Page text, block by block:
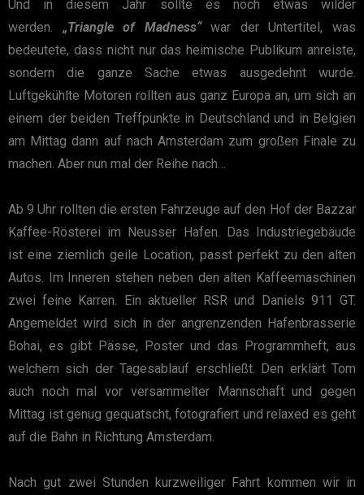
Und in diesem Jahr sollte es noch etwas wilder
werden. „Triangle of Madness“war der Untertitel, was
bedeutete, dass nicht nur das heimische Publikum anreiste,
sondern die ganze Sache etwas ausgedehnt wurde.
Luftgekühlte Motoren rollten aus ganz Europa an, um sich an
einem der beiden Treffpunkte in Deutschland und in Belgien
am Mittag dann auf nach Amsterdam zum großen Finale zu
machen. Aber nun mal der Reihe nach…
Ab 9 Uhr rollten die ersten Fahrzeuge auf den Hof der Bazzar
Kaffee-Rösterei im Neusser Hafen. Das Industriegebäude
ist eine ziemlich geile Location, passt perfekt zu den alten
Autos. Im Inneren stehen neben den alten Kaffeemaschinen
zwei feine Karren. Ein aktueller RSR und Daniels 911 GT.
Angemeldet wird sich in der angrenzenden Hafenbrasserie
Bohai, es gibt Pässe, Poster und das Programmheft, aus
welchem sich der Tagesablauf erschließt. Den erklärt Tom
auch noch mal vor versammelter Mannschaft und gegen
Mittag ist genug gequatscht, fotografiert und relaxed es geht
auf die Bahn in Richtung Amsterdam.
Nach gut zwei Stunden kurzweiliger Fahrt kommen wir in